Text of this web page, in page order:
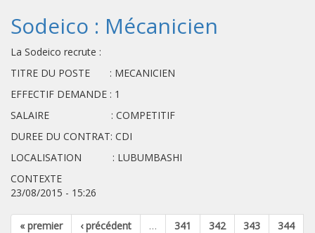
Sodeico : Mécanicien
La Sodeico recrute :
TITRE DU POSTE : MECANICIEN
EFFECTIF DEMANDE : 1
SALAIRE : COMPETITIF
DUREE DU CONTRAT: CDI
LOCALISATION : LUBUMBASHI
CONTEXTE
23/08/2015 - 15:26
« premier ‹ précédent … 341 342 343
344